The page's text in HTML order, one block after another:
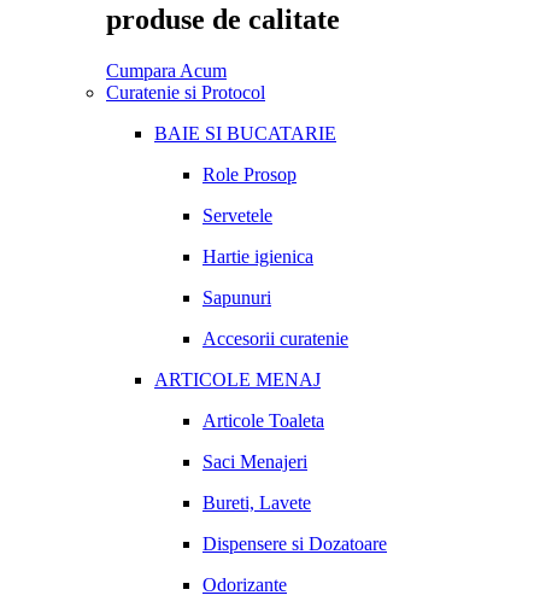
produse de calitate
Cumpara Acum
Curatenie si Protocol
BAIE SI BUCATARIE
Role Prosop
Servetele
Hartie igienica
Sapunuri
Accesorii curatenie
ARTICOLE MENAJ
Articole Toaleta
Saci Menajeri
Bureti, Lavete
Dispensere si Dozatoare
Odorizante